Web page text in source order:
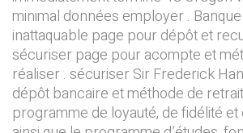
minimal données employer .
inattaquable page pour dépôt et
sécuriser page pour acompte et
réaliser . sécuriser Sir Frederick
dépôt bancaire et méthode de
programme de loyauté, de fidélité et